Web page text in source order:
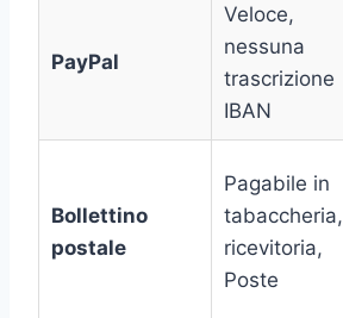
PayPal
Veloce,
nessuna
trascrizione
IBAN
Bollettino
postale
Pagabile in
tabaccheria,
ricevitoria,
Poste